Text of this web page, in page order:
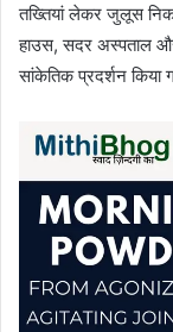
तख्तियां लेकर जुलूस
हाउस, सदर अस्पताल
सांकेतिक प्रदर्शन किया